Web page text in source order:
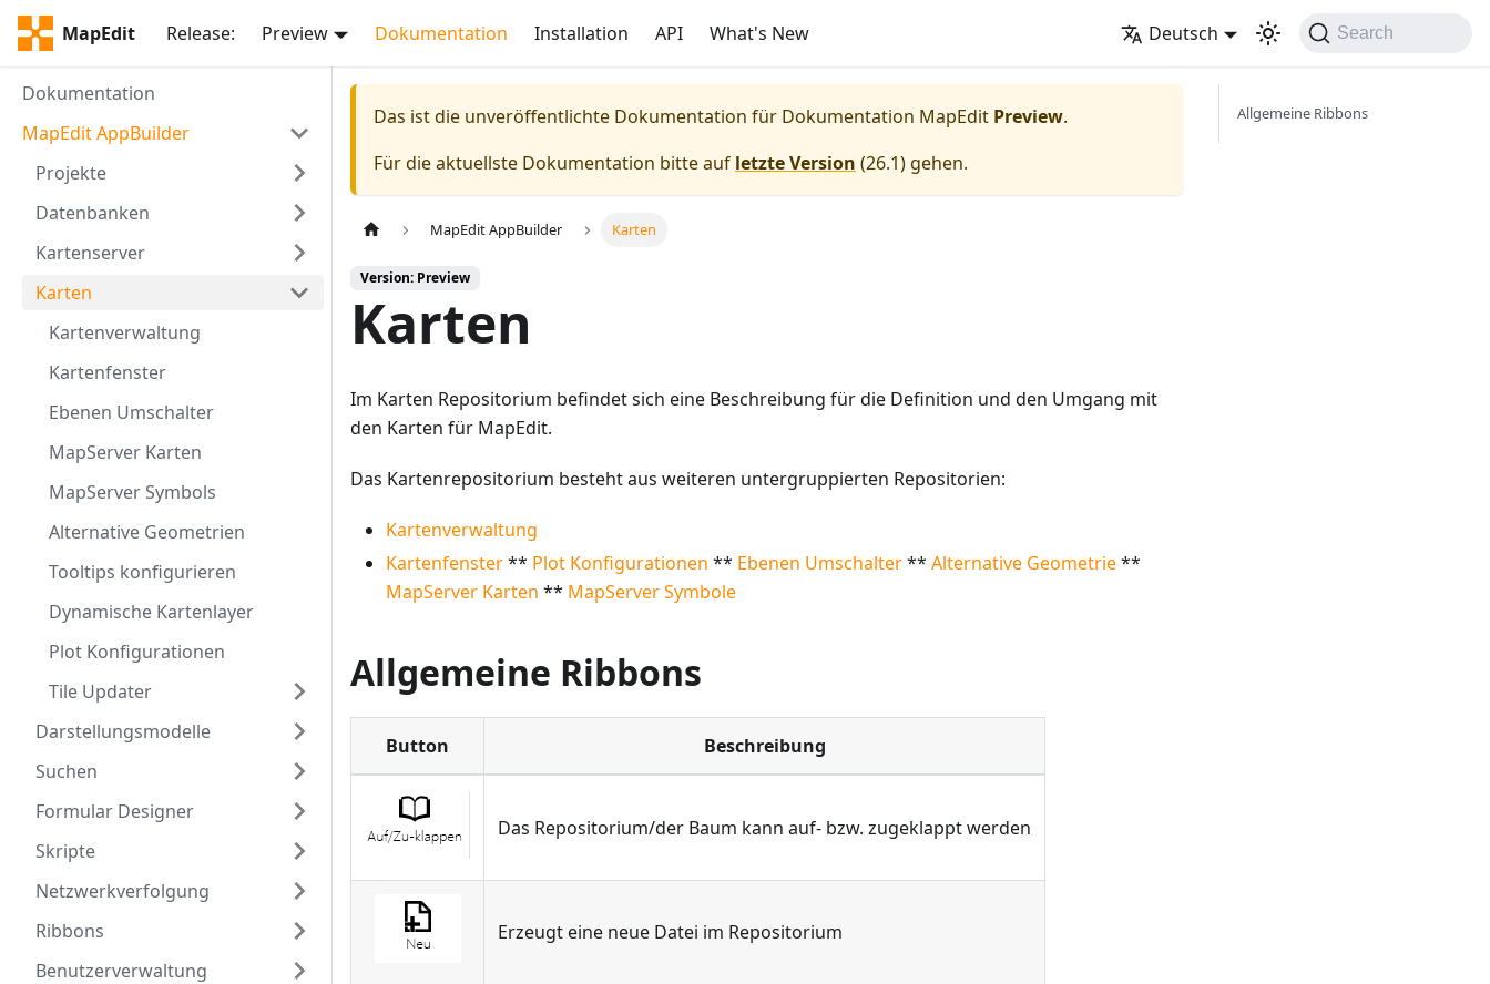
MapEdit Release: Preview Dokumentation Installation API What's New Deutsch Search
Dokumentation
MapEdit AppBuilder
Projekte
Datenbanken
Kartenserver
Karten
Kartenverwaltung
Kartenfenster
Ebenen Umschalter
MapServer Karten
MapServer Symbols
Alternative Geometrien
Tooltips konfigurieren
Dynamische Kartenlayer
Plot Konfigurationen
Tile Updater
Darstellungsmodelle
Suchen
Formular Designer
Skripte
Netzwerkverfolgung
Ribbons
Benutzerverwaltung
Das ist die unveröffentlichte Dokumentation für Dokumentation MapEdit Preview.
Für die aktuellste Dokumentation bitte auf letzte Version (26.1) gehen.
MapEdit AppBuilder Karten
Version: Preview
Karten
Im Karten Repositorium befindet sich eine Beschreibung für die Definition und den Umgang mit
den Karten für MapEdit.
Das Kartenrepositorium besteht aus weiteren untergruppierten Repositorien:
Kartenverwaltung
Kartenfenster** Plot Konfigurationen ** Ebenen Umschalter** Alternative Geometrie**
MapServer Karten ** MapServer Symbole
Allgemeine Ribbons
Button Beschreibung
Das Repositorium/der Baum kann auf- bzw. zugeklappt werden
Erzeugt eine neue Datei im Repositorium
Allgemeine Ribbons